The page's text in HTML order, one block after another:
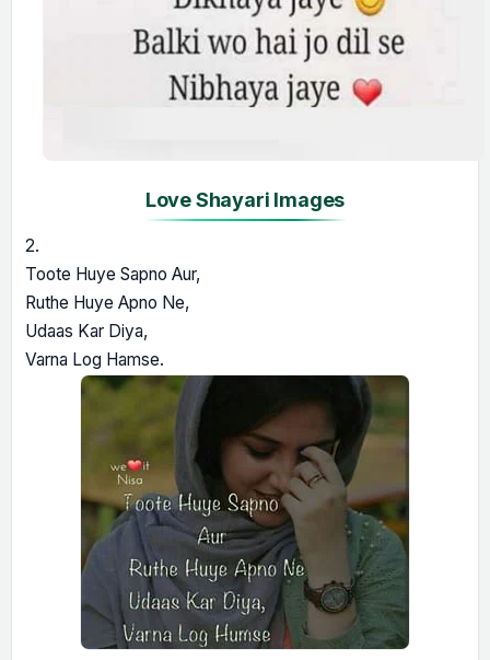
Love Shayari Images
2.
Toote Huye Sapno Aur,
Ruthe Huye Apno Ne,
Udaas Kar Diya,
Varna Log Hamse.